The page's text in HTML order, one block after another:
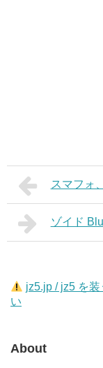
スマフォ
ゾイド
jz5.jp / jz5 を
い
About